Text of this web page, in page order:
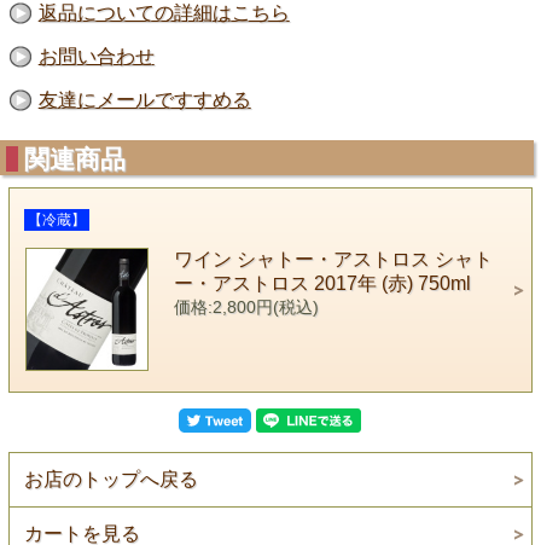
返品についての詳細はこちら
お問い合わせ
友達にメールですすめる
関連商品
【冷蔵】
ワイン シャトー・アストロス シャト
ー・アストロス 2017年 (赤) 750ml
価格:2,800円(税込)
お店のトップへ戻る
カートを見る